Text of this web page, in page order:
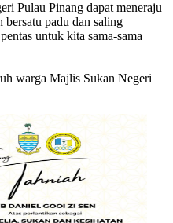
Pulau Pinang dapat meneraju
bersatu padu dan saling
untuk kita sama-sama
warga Majlis Sukan Negeri